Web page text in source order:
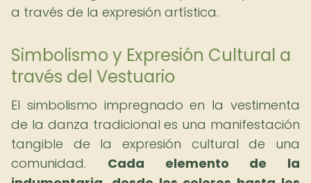
a través de la expresión artística.
Simbolismo y Expresión Cultural a
través del Vestuario
El simbolismo impregnado en la vestimenta
de la danza tradicional es una manifestación
tangible de la expresión cultural de una
comunidad. Cada elemento de la